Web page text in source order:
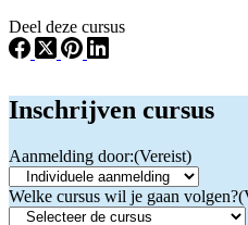
Deel deze cursus
Inschrijven cursus
Aanmelding door:(Vereist)
Welke cursus wil je gaan volgen?